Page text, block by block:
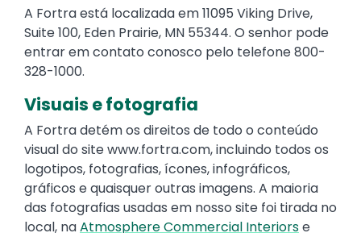
A Fortra está localizada em 11095 Viking Drive,
Suite 100, Eden Prairie, MN 55344. O senhor pode
entrar em contato conosco pelo telefone 800-
328-1000.
Visuais e fotografia
A Fortra detém os direitos de todo o conteúdo
visual do site www.fortra.com, incluindo todos os
logotipos, fotografias, ícones, infográficos,
gráficos e quaisquer outras imagens. A maioria
das fotografias usadas em nosso site foi tirada no
local, na​​​​​​​Atmosphere Commercial Interiorse